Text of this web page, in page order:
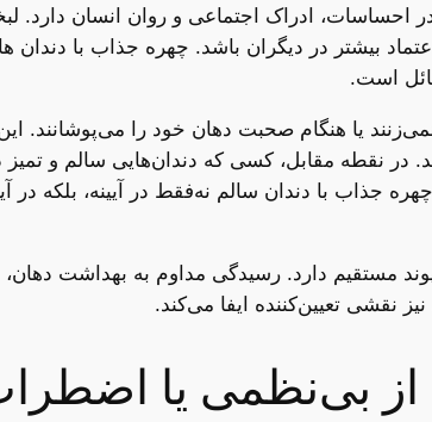
احساسات، ادراک اجتماعی و روان انسان دارد.
بیشتر در دیگران باشد. چهره جذاب با
است.
یا هنگام صحبت دهان خود را می‌پوشانند.
نقطه مقابل، کسی که دندان‌هایی سالم و تمیز
جذاب با دندان سالم نه‌فقط در آیینه، بلکه در
مستقیم دارد. رسیدگی مداوم به بهداشت دهان،
نقشی تعیین‌کننده ایفا می‌کند.
از بی‌نظمی یا